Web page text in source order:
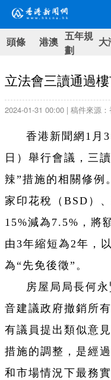
頭條 港澳 五年規
劃
大
立法會三讀通過
2024-01-31 00:00 | 稿件來源
香港新聞網1月
日）舉行會議，三
辣”措施的相關修例
家印花稅（BSD）
15%減為7.5%，將
由3年縮短為2年，
為“先免後徵”。
房屋局局長何
音建議政府撤銷所
有議員提出類似意
措施的調整，是經
和市場情況下最務實